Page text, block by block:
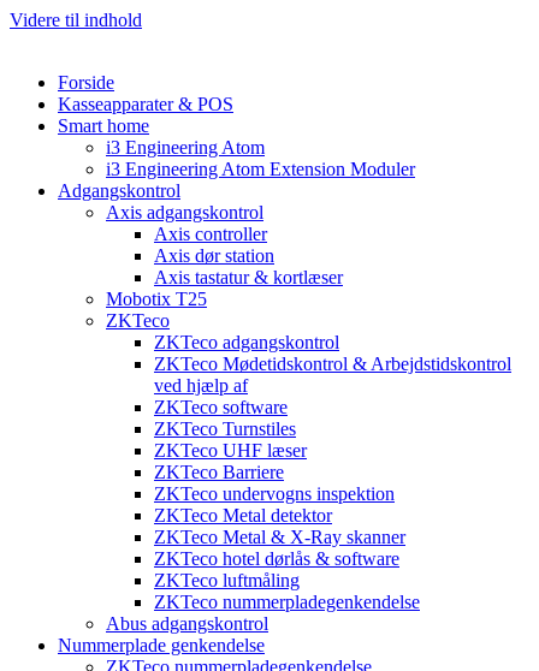
Videre til indhold
Forside
Kasseapparater & POS
Smart home
i3 Engineering Atom
i3 Engineering Atom Extension Moduler
Adgangskontrol
Axis adgangskontrol
Axis controller
Axis dør station
Axis tastatur & kortlæser
Mobotix T25
ZKTeco
ZKTeco adgangskontrol
ZKTeco Mødetidskontrol & Arbejdstidskontrol
ved hjælp af
ZKTeco software
ZKTeco Turnstiles
ZKTeco UHF læser
ZKTeco Barriere
ZKTeco undervogns inspektion
ZKTeco Metal detektor
ZKTeco Metal & X-Ray skanner
ZKTeco hotel dørlås & software
ZKTeco luftmåling
ZKTeco nummerpladegenkendelse
Abus adgangskontrol
Nummerplade genkendelse
ZKTeco nummerpladegenkendelse